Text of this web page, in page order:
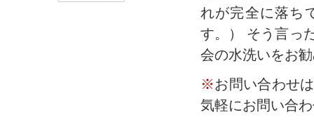
れが完全に落ち
す。） そう言っ
会の水洗いをお
※ お問い合わせ
気軽にお問い合